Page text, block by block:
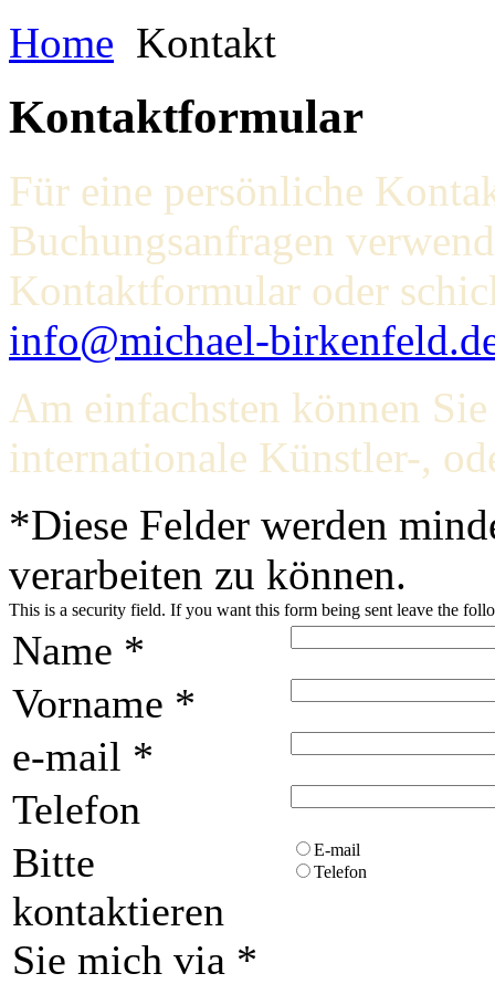
Home Kontakt
Kontaktformular
Für eine persönliche
Buchungsanfragen
Kontaktformular oder
info@michael-
Am einfachsten können
internationale Künstler-,
*Diese Felder werden
verarbeiten zu können.
This is a security field. If you want this form being sent leave the
Name *
Vorname *
e-mail *
Telefon
Bitte
kontaktieren
Sie mich via *
E-mail
Telefon